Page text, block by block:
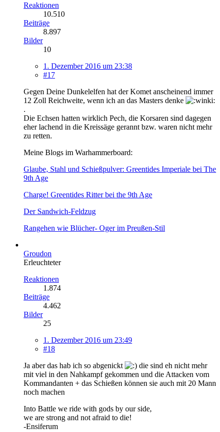
Reaktionen
10.510
Beiträge
8.897
Bilder
10
1. Dezember 2016 um 23:38
#17
Gegen Deine Dunkelelfen hat der Komet anscheinend immer
12 Zoll Reichweite, wenn ich an das Masters denke
.
Die Echsen hatten wirklich Pech, die Korsaren sind dagegen
eher lachend in die Kreissäge gerannt bzw. waren nicht mehr
zu retten.
Meine Blogs im Warhammerboard:
Glaube, Stahl und Schießpulver: Greentides Imperiale bei The
9th Age
Charge! Greentides Ritter bei the 9th Age
Der Sandwich-Feldzug
Rangehen wie Blücher- Oger im Preußen-Stil
Groudon
Erleuchteter
Reaktionen
1.874
Beiträge
4.462
Bilder
25
1. Dezember 2016 um 23:49
#18
Ja aber das hab ich so abgenickt
die sind eh nicht mehr
mit viel in den Nahkampf gekommen und die Attacken vom
Kommandanten + das Schießen können sie auch mit 20 Mann
noch machen
Into Battle we ride with gods by our side,
we are strong and not afraid to die!
-Ensiferum